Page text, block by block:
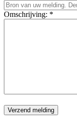
Omschrijving: *